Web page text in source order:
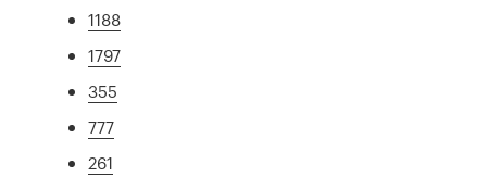
1188
1797
355
777
261